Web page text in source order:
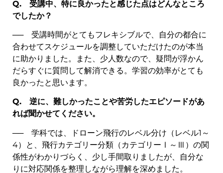
Q. 受講中、特に良かったと感じた点はどんなところ
でしたか？
── 受講時間がとてもフレキシブルで、自分の都合に
合わせてスケジュールを調整していただけたのが本当
に助かりました。また、少人数なので、疑問が浮かん
だらすぐに質問して解消できる。学習の効率がとても
良かったと思います。
Q. 逆に、難しかったことや苦労したエピソードがあ
れば聞かせてください。
── 学科では、ドローン飛行のレベル分け（レベル1～
4）と、飛行カテゴリー分類（カテゴリーⅠ～Ⅲ）の関
係性がわかりづらく、少し手間取りましたが、自分な
りに対応関係を整理しながら理解を深めました。